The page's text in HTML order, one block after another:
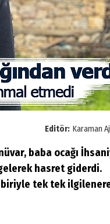
Editör: Karaman
baba ocağı
hasret giderdi.
biriyle tek tek